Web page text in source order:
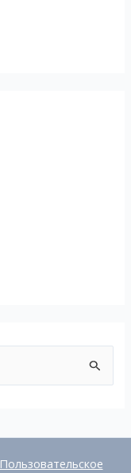
Пользовательское